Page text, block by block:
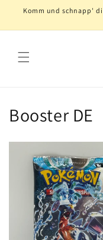
zum
Komm und schnapp'
Booster DE